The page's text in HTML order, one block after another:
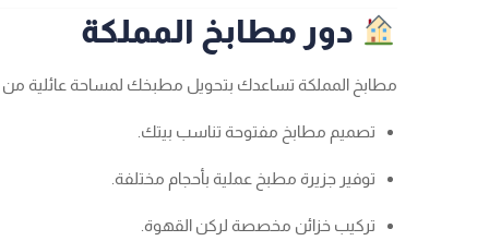
دور مطابخ المملكة
مطابخ المملكة تساعدك بتحويل مطبخك لمساحة عائلية من
تصميم مطابخ مفتوحة تناسب بيتك.
توفير جزيرة مطبخ عملية بأحجام مختلفة.
تركيب خزائن مخصصة لركن القهوة.